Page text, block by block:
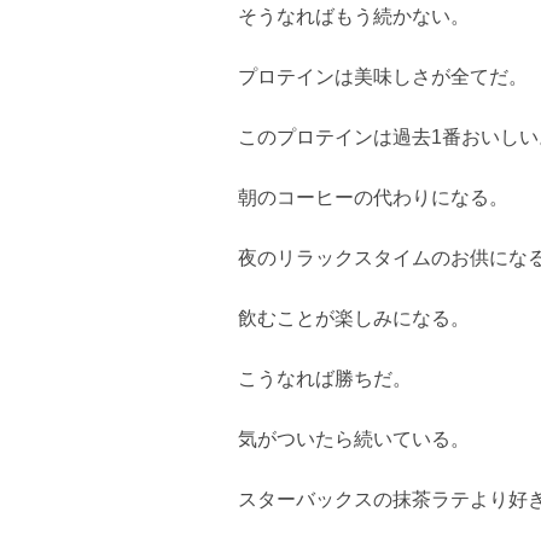
そうなればもう続かない。
プロテインは美味しさが全てだ。
このプロテインは過去1番おいしい
朝のコーヒーの代わりになる。
夜のリラックスタイムのお供になる
飲むことが楽しみになる。
こうなれば勝ちだ。
気がついたら続いている。
スターバックスの抹茶ラテより好